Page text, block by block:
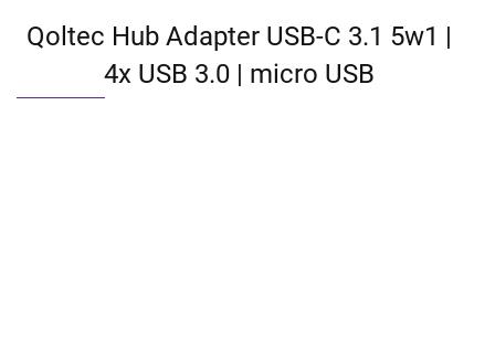
Zgody cookies
Qoltec Hub Adapter USB-C 3.1 5w1 |
4x USB 3.0 | micro USB